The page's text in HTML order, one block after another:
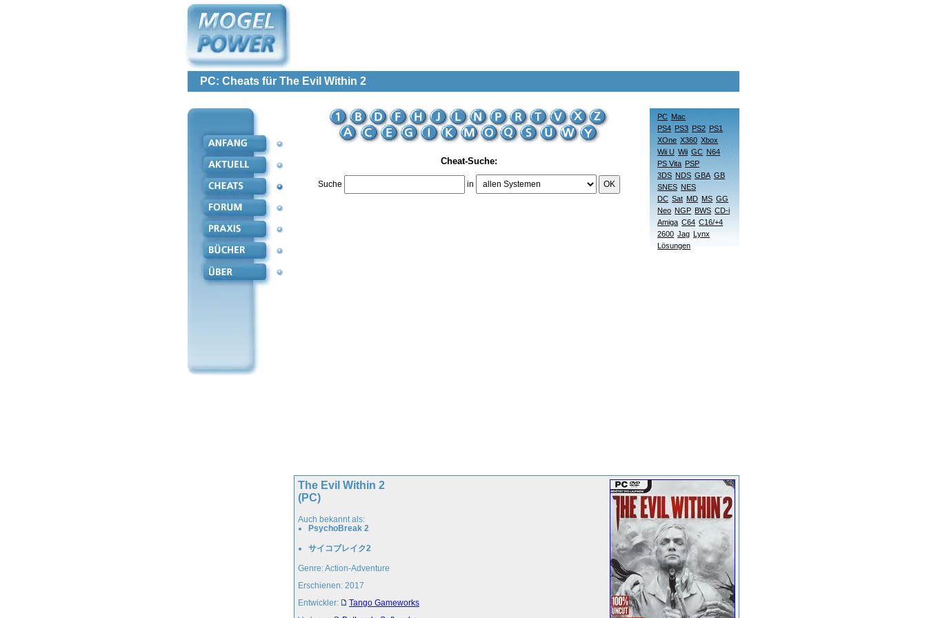
PC: Cheats für The Evil Within 2
Cheat-Suche:
Suche in OK
PC Mac
PS4 PS3 PS2 PS1
XOne X360 Xbox
Wii U Wii GC N64
PS Vita PSP
3DS NDS GBA GB
SNES NES
DC Sat MD MS GG
Neo NGP BWS CD-i
Amiga C64 C16/+4
2600 Jag Lynx
Lösungen
The Evil Within 2
(PC)
Auch bekannt als:
PsychoBreak 2
サイコブレイク2
Genre: Action-Adventure
Erschienen: 2017
Entwickler:
Tango Gameworks